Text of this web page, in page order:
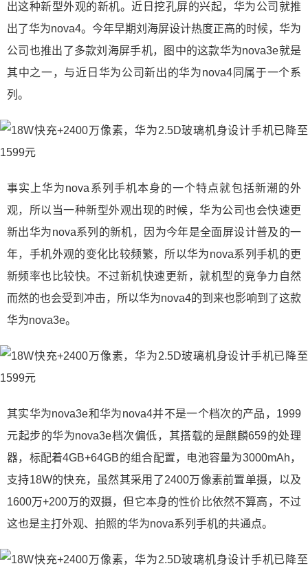
出这种新型外观的新机。近日挖孔屏的兴起，华为公司就推
出了华为nova4。今年早期刘海屏设计热度正高的时候，华为
公司也推出了多款刘海屏手机，图中的这款华为nova3e就是
其中之一，与近日华为公司新出的华为nova4同属于一个系
列。
事实上华为nova系列手机本身的一个特点就包括新潮的外
观，所以当一种新型外观出现的时候，华为公司也会快速更
新出华为nova系列的新机，因为今年是全面屏设计普及的一
年，手机外观的变化比较频繁，所以华为nova系列手机的更
新频率也比较快。不过新机快速更新，就机型的竞争力自然
而然的也会受到冲击，所以华为nova4的到来也影响到了这款
华为nova3e。
其实华为nova3e和华为nova4并不是一个档次的产品，1999
元起步的华为nova3e档次偏低，其搭载的是麒麟659的处理
器，标配着4GB+64GB的组合配置，电池容量为3000mAh，
支持18W的快充，虽然其采用了2400万像素前置单摄，以及
1600万+200万的双摄，但它本身的性价比依然不算高，不过
这也是主打外观、拍照的华为nova系列手机的共通点。